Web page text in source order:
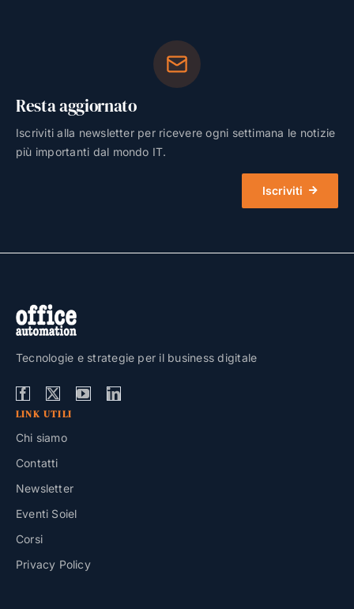
Resta aggiornato
Iscriviti alla newsletter per ricevere ogni settimana le notizie
più importanti dal mondo IT.
Iscriviti
Tecnologie e strategie per il business digitale
LINK UTILI
Chi siamo
Contatti
Newsletter
Eventi Soiel
Corsi
Privacy Policy